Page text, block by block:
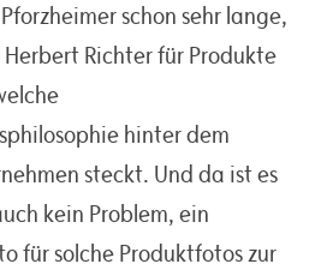
schon sehr lange,
Richter für Produkte
hinter dem
steckt. Und da ist es
kein Problem, ein
für solche Produktfotos zur